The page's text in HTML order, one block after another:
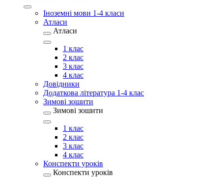
Іноземні мови 1-4 класи
Атласи
Атласи
1 клас
2 клас
3 клас
4 клас
Довідники
Додаткова література 1-4 клас
Зимові зошити
Зимові зошити
1 клас
2 клас
3 клас
4 клас
Конспекти уроків
Конспекти уроків